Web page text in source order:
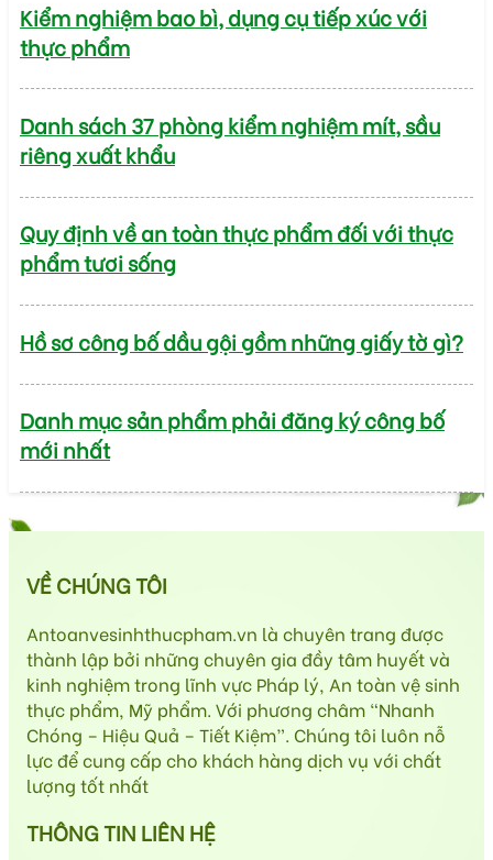
Kiểm nghiệm bao bì, dụng cụ tiếp xúc với
thực phẩm
Danh sách 37 phòng kiểm nghiệm mít, sầu
riêng xuất khẩu
Quy định về an toàn thực phẩm đối với thực
phẩm tươi sống
Hồ sơ công bố dầu gội gồm những giấy tờ gì?
Danh mục sản phẩm phải đăng ký công bố
mới nhất
VỀ CHÚNG TÔI
Antoanvesinhthucpham.vn là chuyên trang được
thành lập bởi những chuyên gia đầy tâm huyết và
kinh nghiệm trong lĩnh vực Pháp lý, An toàn vệ sinh
thực phẩm, Mỹ phẩm. Với phương châm “Nhanh
Chóng – Hiệu Quả – Tiết Kiệm”. Chúng tôi luôn nỗ
lực để cung cấp cho khách hàng dịch vụ với chất
lượng tốt nhất
THÔNG TIN LIÊN HỆ